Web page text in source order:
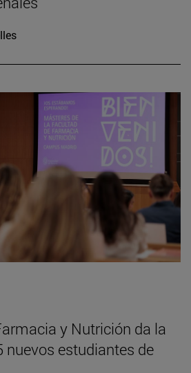
y Nutrición da la
nuevos estudiantes de